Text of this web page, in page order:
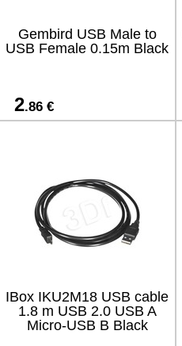
Gembird USB Male to
USB Female 0.15m Black
2.86 €
IBox IKU2M18 USB cable
1.8 m USB 2.0 USB A
Micro-USB B Black